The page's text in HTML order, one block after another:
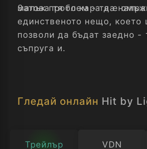
малък проблем - тя е
Затова тя го кара да
единственото нещо, което
позволи да бъдат заедно -
съпруга и.
Гледай онлайн Hit by
Трейлър VDN